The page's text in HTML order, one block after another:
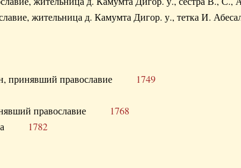
жительница д. Камумта Дигор. у., тетка И.
принявший православие 1749
православие 1768
1782